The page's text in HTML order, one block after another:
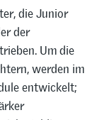
die Junior
der
Um die
werden im
entwickelt;